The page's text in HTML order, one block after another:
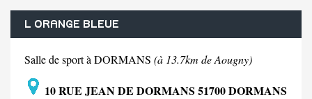
L ORANGE BLEUE
Salle de sport à DORMANS (à 13.7km de Aougny)
10 RUE JEAN DE DORMANS 51700 DORMANS